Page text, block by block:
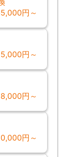
円～
円～
8,000円～
円～